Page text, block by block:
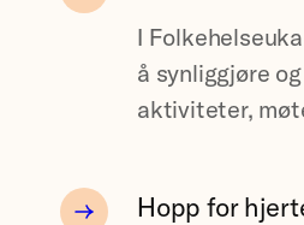
I
å synliggjøre
aktiviteter,
Hopp for